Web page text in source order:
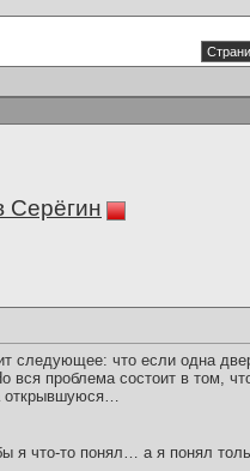
Серёгин
следующее: что если одна
вся проблема состоит в том,
открывшуюся…
я что-то понял… а я понял